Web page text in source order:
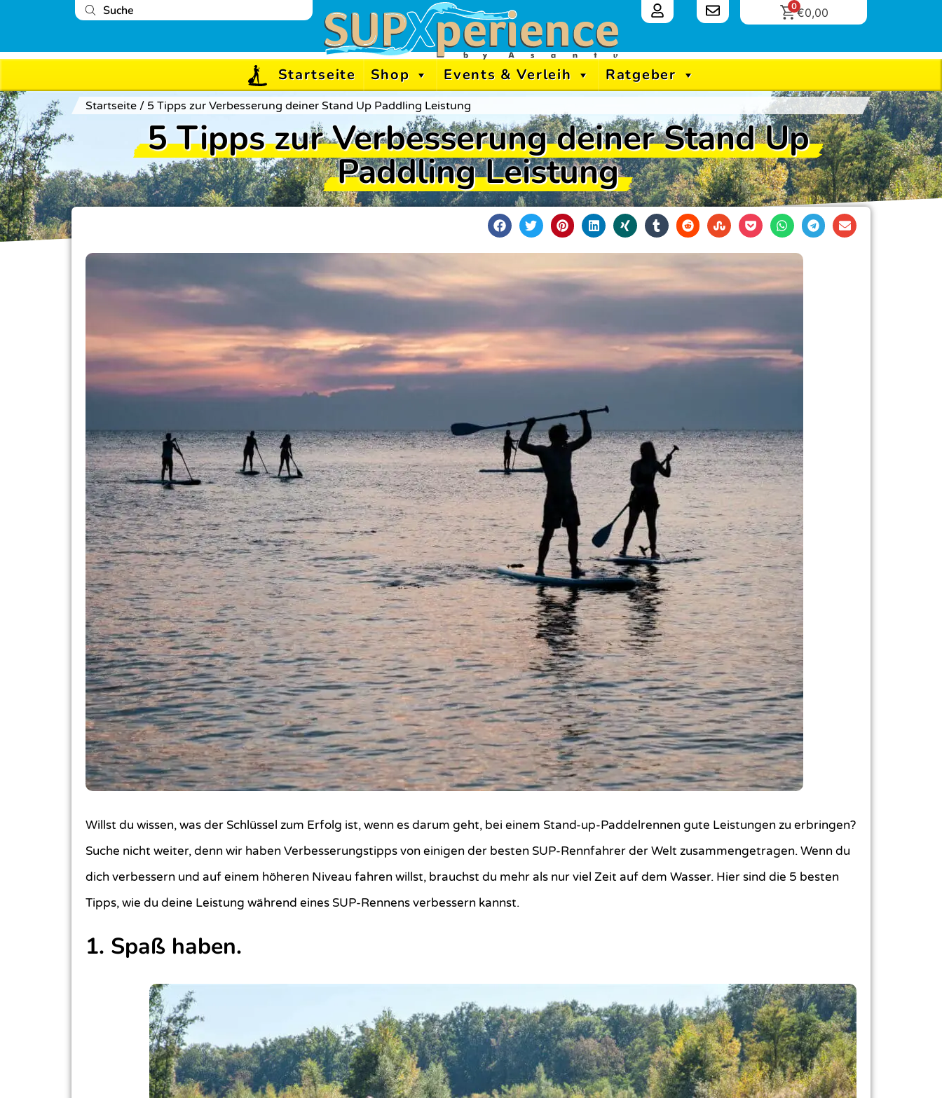
0€0,00
Startseite Shop Events & Verleih Ratgeber
Startseite / 5 Tipps zur Verbesserung deiner Stand Up Paddling Leistung
5 Tipps zur Verbesserung deiner Stand Up
Paddling Leistung
Willst du wissen, was der Schlüssel zum Erfolg ist, wenn es darum geht, bei einem Stand-up-Paddelrennen gute Leistungen zu erbringen?
Suche nicht weiter, denn wir haben Verbesserungstipps von einigen der besten SUP-Rennfahrer der Welt zusammengetragen. Wenn du
dich verbessern und auf einem höheren Niveau fahren willst, brauchst du mehr als nur viel Zeit auf dem Wasser. Hier sind die 5 besten
Tipps, wie du deine Leistung während eines SUP-Rennens verbessern kannst.
1. Spaß haben.